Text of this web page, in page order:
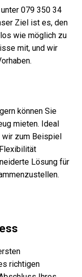
079 350 34
Ziel ist es, den
wie möglich zu
mit, und wir
können Sie
mieten. Ideal
wir zum Beispiel
Lösung für
richtigen